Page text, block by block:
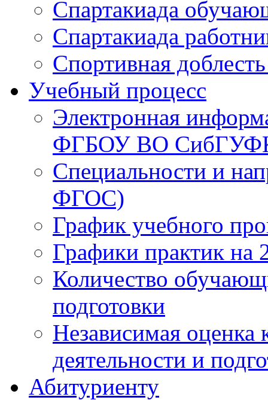
Спартакиада
Спартакиада
Спортивная
Учебный процесс
Электронная
ФГБОУ ВО
Специальности и
ФГОС)
График учебного
Графики практик на
Количество
подготовки
Независимая оценка
деятельности и
Абитуриенту